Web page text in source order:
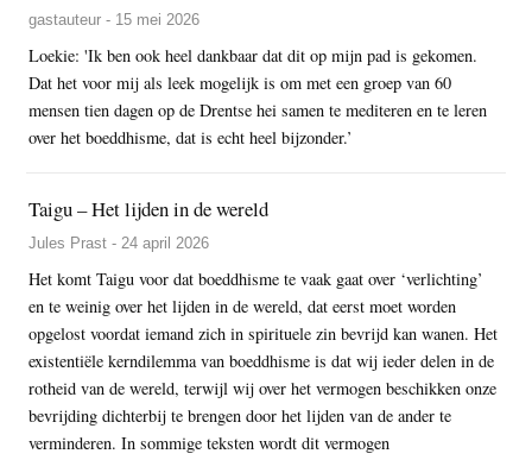
gastauteur - 15 mei 2026
Loekie: 'Ik ben ook heel dankbaar dat dit op mijn pad is gekomen.
Dat het voor mij als leek mogelijk is om met een groep van 60
mensen tien dagen op de Drentse hei samen te mediteren en te leren
over het boeddhisme, dat is echt heel bijzonder.’
Taigu – Het lijden in de wereld
Jules Prast - 24 april 2026
Het komt Taigu voor dat boeddhisme te vaak gaat over ‘verlichting’
en te weinig over het lijden in de wereld, dat eerst moet worden
opgelost voordat iemand zich in spirituele zin bevrijd kan wanen. Het
existentiële kerndilemma van boeddhisme is dat wij ieder delen in de
rotheid van de wereld, terwijl wij over het vermogen beschikken onze
bevrijding dichterbij te brengen door het lijden van de ander te
verminderen. In sommige teksten wordt dit vermogen